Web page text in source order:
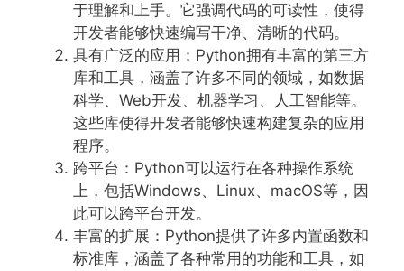
于理解和上手。它强调代码的可读性，使得
开发者能够快速编写干净、清晰的代码。
具有广泛的应用：Python拥有丰富的第三方
库和工具，涵盖了许多不同的领域，如数据
科学、Web开发、机器学习、人工智能等。
这些库使得开发者能够快速构建复杂的应用
程序。
跨平台：Python可以运行在各种操作系统
上，包括Windows、Linux、macOS等，因
此可以跨平台开发。
丰富的扩展：Python提供了许多内置函数和
标准库，涵盖了各种常用的功能和工具，如